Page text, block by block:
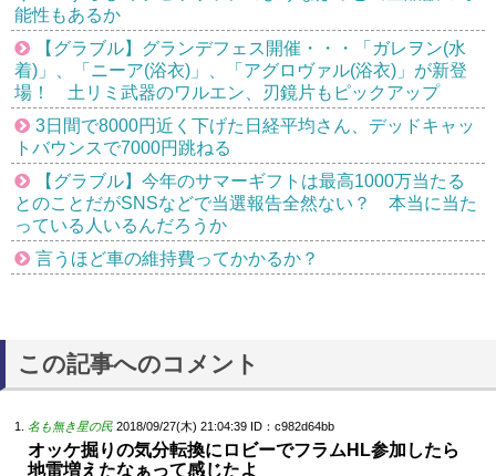
能性もあるか
【グラブル】グランデフェス開催・・・「ガレヲン(水
着)」、「ニーア(浴衣)」、「アグロヴァル(浴衣)」が新登
場！ 土リミ武器のワルエン、刃鏡片もピックアップ
3日間で8000円近く下げた日経平均さん、デッドキャッ
トバウンスで7000円跳ねる
【グラブル】今年のサマーギフトは最高1000万当たる
とのことだがSNSなどで当選報告全然ない？ 本当に当た
っている人いるんだろうか
言うほど車の維持費ってかかるか？
この記事へのコメント
名も無き星の民 2018/09/27(木) 21:04:39 ID：c982d64bb
オッケ掘りの気分転換にロビーでフラムHL参加したら
地雷増えたなぁって感じたよ